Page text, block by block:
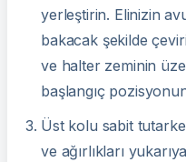
yerleştirin. Elinizin
bakacak şekilde
ve halter zeminin
başlangıç
Üst kolu sabit
ve ağırlıkları